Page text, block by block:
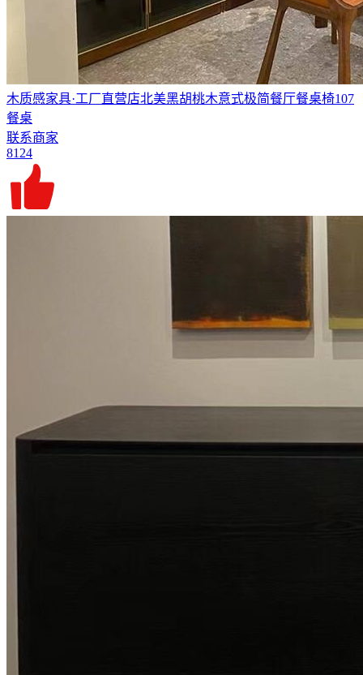
木质感家具·工厂直营店北美黑胡桃木意式极简餐厅餐桌椅107
餐桌
联系商家
8124